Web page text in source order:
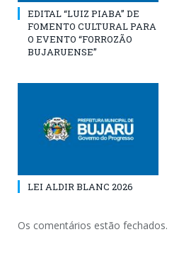
EDITAL “LUIZ PIABA” DE
FOMENTO CULTURAL PARA
O EVENTO “FORROZÃO
BUJARUENSE”
LEI ALDIR BLANC 2026
Os comentários estão fechados.